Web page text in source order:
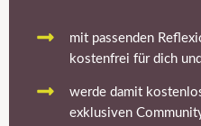
mit passenden
kostenfrei für dich und
werde damit
exklusiven